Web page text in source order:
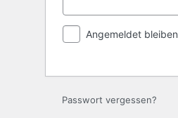
Angemeldet bleiben
Passwort vergessen?